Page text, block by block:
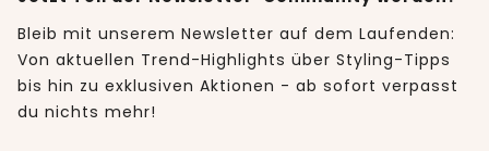
Bleib mit unserem Newsletter auf dem Laufenden:
Von aktuellen Trend-Highlights über Styling-Tipps
bis hin zu exklusiven Aktionen - ab sofort verpasst
du nichts mehr!